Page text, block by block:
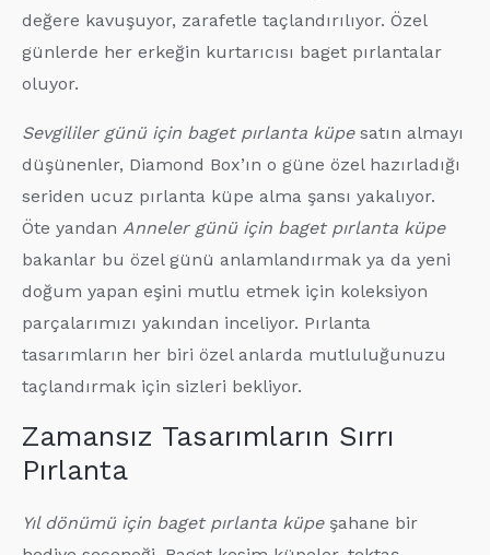
değere kavuşuyor, zarafetle taçlandırılıyor. Özel
günlerde her erkeğin kurtarıcısı baget pırlantalar
oluyor.
Sevgililer günü için baget pırlanta küpesatın almayı
düşünenler, Diamond Box’ın o güne özel hazırladığı
seriden ucuz pırlanta küpe alma şansı yakalıyor.
Öte yandan Anneler günü için baget pırlanta küpe
bakanlar bu özel günü anlamlandırmak ya da yeni
doğum yapan eşini mutlu etmek için koleksiyon
parçalarımızı yakından inceliyor. Pırlanta
tasarımların her biri özel anlarda mutluluğunuzu
taçlandırmak için sizleri bekliyor.
Zamansız Tasarımların Sırrı
Pırlanta
Yıl dönümü için baget pırlanta küpeşahane bir